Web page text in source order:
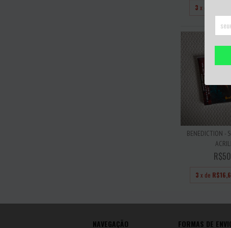
3 x de
BENEDICTION -
3 x de
NAVEGAÇÃO FORMAS DE